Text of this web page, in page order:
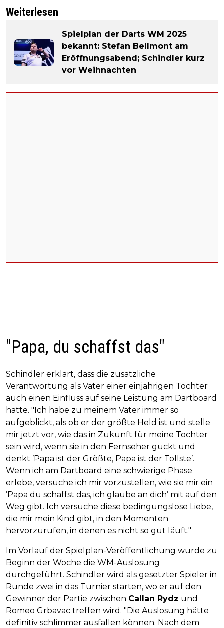
Weiterlesen
Spielplan der Darts WM 2025
bekannt: Stefan Bellmont am
Eröffnungsabend; Schindler kurz
vor Weihnachten
"Papa, du schaffst das"
Schindler erklärt, dass die zusätzliche
Verantwortung als Vater einer einjährigen Tochter
auch einen Einfluss auf seine Leistung am Dartboard
hatte. "Ich habe zu meinem Vater immer so
aufgeblickt, als ob er der größte Held ist und stelle
mir jetzt vor, wie das in Zukunft für meine Tochter
sein wird, wenn sie in den Fernseher guckt und
denkt ’Papa ist der Größte, Papa ist der Tollste’.
Wenn ich am Dartboard eine schwierige Phase
erlebe, versuche ich mir vorzustellen, wie sie mir ein
’Papa du schaffst das, ich glaube an dich’ mit auf den
Weg gibt. Ich versuche diese bedingungslose Liebe,
die mir mein Kind gibt, in den Momenten
hervorzurufen, in denen es nicht so gut läuft."
Im Vorlauf der Spielplan-Veröffentlichung wurde zu
Beginn der Woche die WM-Auslosung
durchgeführt. Schindler wird als gesetzter Spieler in
Runde zwei in das Turnier starten, wo er auf den
Gewinner der Partie zwischen Callan Rydz und
Romeo Grbavac treffen wird. "Die Auslosung hätte
definitiv schlimmer ausfallen können. Nach dem